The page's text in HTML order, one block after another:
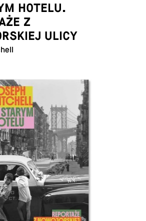
HOTELU.
Z
ULICY